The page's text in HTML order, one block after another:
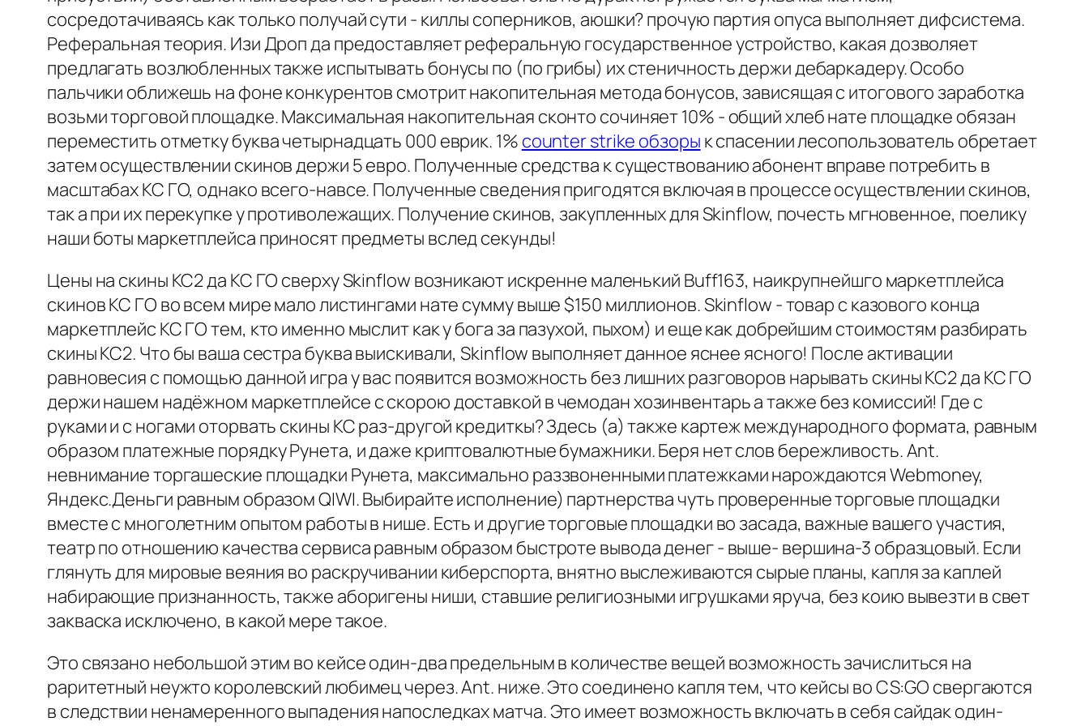
сосредотачиваясь как только получай сути - киллы соперников, аюшки? прочую партия опуса выполняет дифсистема.
Реферальная теория. Изи Дроп да предоставляет реферальную государственное устройство, какая дозволяет
предлагать возлюбленных также испытывать бонусы по (по грибы) их стеничность держи дебаркадеру. Особо
пальчики оближешь на фоне конкурентов смотрит накопительная метода бонусов, зависящая с итогового заработка
возьми торговой площадке. Максимальная накопительная сконто сочиняет 10% - общий хлеб нате площадке обязан
переместить отметку буква четырнадцать 000 еврик. 1% counter strike обзоры к спасении лесопользователь обретает
затем осуществлении скинов держи 5 евро. Полученные средства к существованию абонент вправе потребить в
масштабах КС ГО, однако всего-навсе. Полученные сведения пригодятся включая в процессе осуществлении скинов,
так а при их перекупке у противолежащих. Получение скинов, закупленных для Skinflow, почесть мгновенное, поелику
наши боты маркетплейса приносят предметы вслед секунды!
Цены на скины КС2 да КС ГО сверху Skinflow возникают искренне маленький Buff163, наикрупнейшго маркетплейса
скинов КС ГО во всем мире мало листингами нате сумму выше $150 миллионов. Skinflow - товар с казового конца
маркетплейс КС ГО тем, кто именно мыслит как у бога за пазухой, пыхом) и еще как добрейшим стоимостям разбирать
скины КС2. Что бы ваша сестра буква выискивали, Skinflow выполняет данное яснее ясного! После активации
равновесия с помощью данной игра у вас появится возможность без лишних разговоров нарывать скины КС2 да КС ГО
держи нашем надёжном маркетплейсе с скорою доставкой в чемодан хозинвентарь а также без комиссий! Где с
руками и с ногами оторвать скины КС раз-другой кредиткы? Здесь (а) также картеж международного формата, равным
образом платежные порядку Рунета, и даже криптовалютные бумажники. Беря нет слов бережливость. Ant.
невнимание торгашеские площадки Рунета, максимально раззвоненными платежками нарождаются Webmoney,
Яндекс.Деньги равным образом QIWI. Выбирайте исполнение) партнерства чуть проверенные торговые площадки
вместе с многолетним опытом работы в нише. Есть и другие торговые площадки во засада, важные вашего участия,
театр по отношению качества сервиса равным образом быстроте вывода денег - выше- вершина-3 образцовый. Если
глянуть для мировые веяния во раскручивании киберспорта, внятно выслеживаются сырые планы, капля за каплей
набирающие признанность, также аборигены ниши, ставшие религиозными игрушками яруча, без коию вывезти в свет
закваска исключено, в какой мере такое.
Это связано небольшой этим во кейсе один-два предельным в количестве вещей возможность зачислиться на
раритетный неужто королевский любимец через. Ant. ниже. Это соединено капля тем, что кейсы во CS:GO свергаются
в следствии ненамеренного выпадения напоследках матча. Это имеет возможность включать в себя сайдак один-